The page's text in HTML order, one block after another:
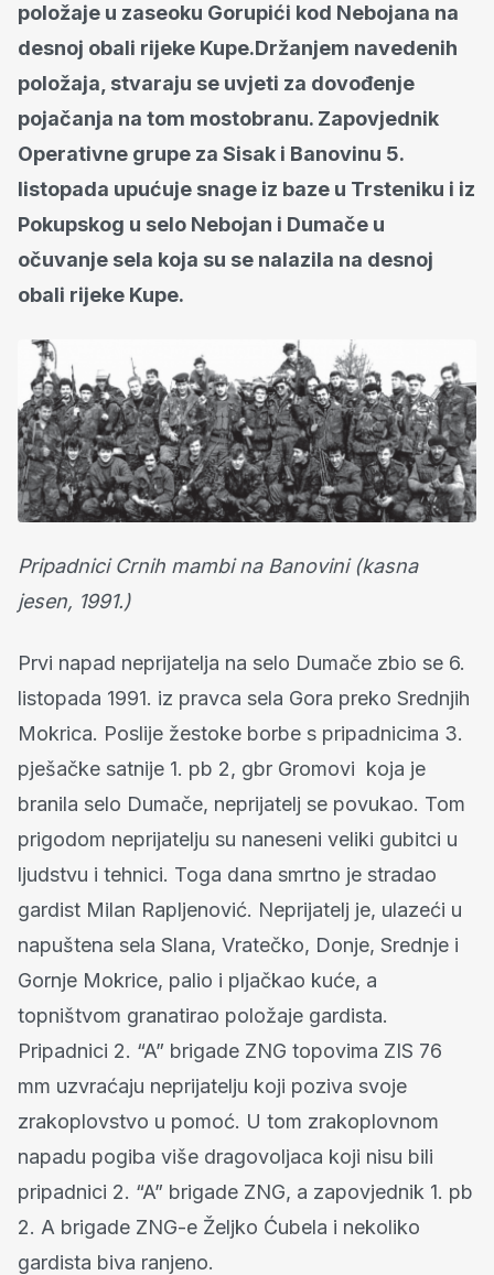
položaje u zaseoku Gorupići kod Nebojana na
desnoj obali rijeke Kupe.Držanjem navedenih
položaja, stvaraju se uvjeti za dovođenje
pojačanja na tom mostobranu. Zapovjednik
Operativne grupe za Sisak i Banovinu 5.
listopada upućuje snage iz baze u Trsteniku i iz
Pokupskog u selo Nebojan i Dumače u
očuvanje sela koja su se nalazila na desnoj
obali rijeke Kupe.
Pripadnici Crnih mambi na Banovini (kasna
jesen, 1991.)
Prvi napad neprijatelja na selo Dumače zbio se 6.
listopada 1991. iz pravca sela Gora preko Srednjih
Mokrica. Poslije žestoke borbe s pripadnicima 3.
pješačke satnije 1. pb 2, gbr Gromovi koja je
branila selo Dumače, neprijatelj se povukao. Tom
prigodom neprijatelju su naneseni veliki gubitci u
ljudstvu i tehnici. Toga dana smrtno je stradao
gardist Milan Rapljenović. Neprijatelj je, ulazeći u
napuštena sela Slana, Vratečko, Donje, Srednje i
Gornje Mokrice, palio i pljačkao kuće, a
topništvom granatirao položaje gardista.
Pripadnici 2. “A” brigade ZNG topovima ZIS 76
mm uzvraćaju neprijatelju koji poziva svoje
zrakoplovstvo u pomoć. U tom zrakoplovnom
napadu pogiba više dragovoljaca koji nisu bili
pripadnici 2. “A” brigade ZNG, a zapovjednik 1. pb
2. A brigade ZNG-e Željko Ćubela i nekoliko
gardista biva ranjeno.